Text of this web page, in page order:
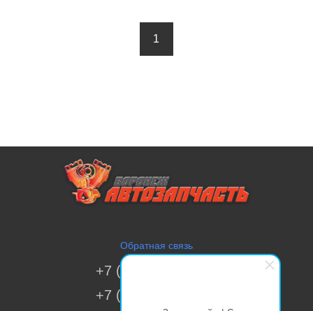
1
Обратная связь
+7 (473) 269-41-51
+7 (473) 200-70-00